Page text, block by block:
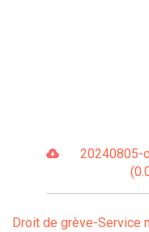
20240805-
Droit de grève-Service